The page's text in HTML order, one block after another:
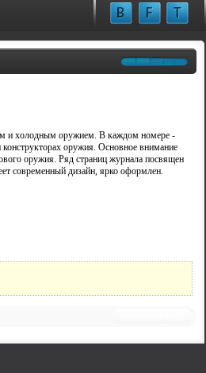
и холодным оружием. В каждом номере -
оружия. Основное внимание
оружия. Ряд страниц журнала посвящен
современный дизайн, ярко оформлен.